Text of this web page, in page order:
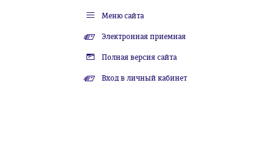
Меню сайта
Электронная приемная
Полная версия сайта
Вход в личный кабинет